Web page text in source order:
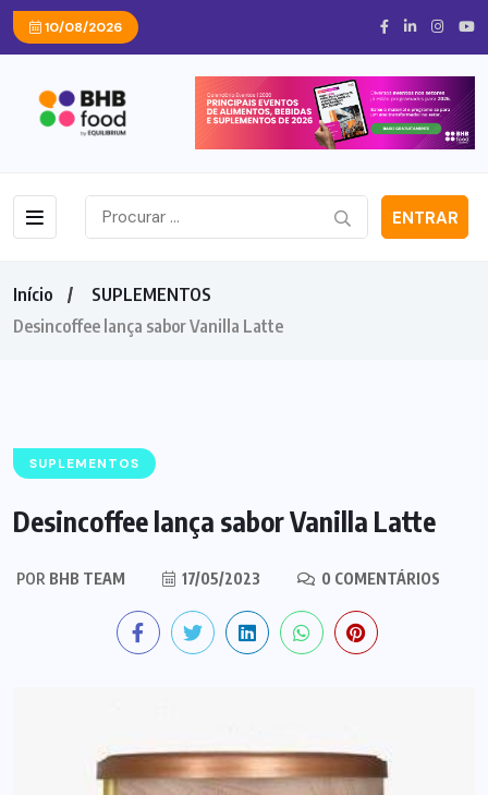
10/08/2026
ENTRAR
Início
SUPLEMENTOS
Desincoffee lança sabor Vanilla Latte
SUPLEMENTOS
Desincoffee lança sabor Vanilla Latte
POR BHB TEAM 17/05/2023 0 COMENTÁRIOS